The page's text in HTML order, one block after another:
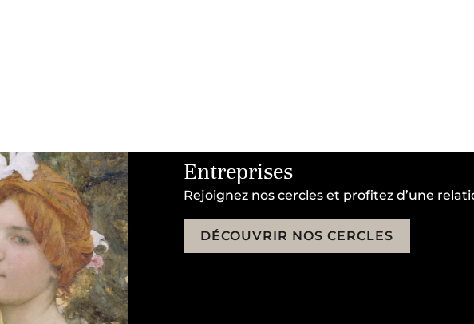
Entreprises
Rejoignez nos cercles et profitez d’une
DÉCOUVRIR NOS CERCLES